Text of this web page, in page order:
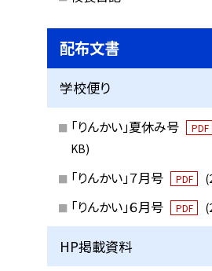
配布文書
学校便り
「りんかい」夏休み号 PDF
KB)
「りんかい」７月号 PDF
「りんかい」６月号 PDF
HP掲載資料